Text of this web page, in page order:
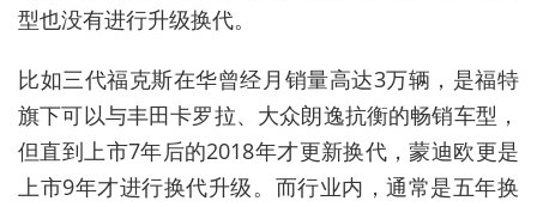
型也没有进行升级换代。
比如三代福克斯在华曾经月销量高达3万辆，是福特
旗下可以与丰田卡罗拉、大众朗逸抗衡的畅销车型，
但直到上市7年后的2018年才更新换代，蒙迪欧更是
上市9年才进行换代升级。而行业内，通常是五年换